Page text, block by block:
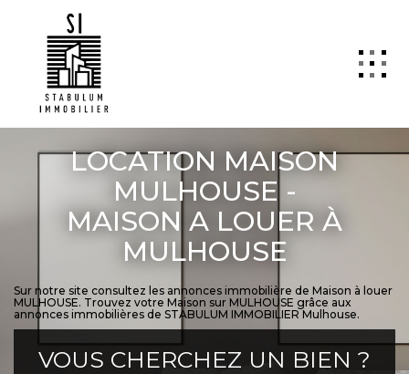
VENTE
LOCATION
GESTION
TRANSACTION
Estimation
SYNDIC
ActuCopro
LOCATION MAISON
MULHOUSE -
MAISON A LOUER À
MULHOUSE
Sur notre site consultez les annonces immobilière de Maison à louer
MULHOUSE. Trouvez votre Maison sur MULHOUSE grâce aux
annonces immobilières de STABULUM IMMOBILIER Mulhouse.
VOUS CHERCHEZ UN BIEN ?